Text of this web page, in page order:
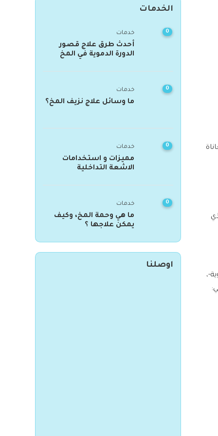
،
الخدمات
0 خدمات
أحدث طرق علاج قصور
الدورة الدموية في المخ
0 خدمات
ما وسائل علاج نزيف المخ؟
0 خدمات
مميزات و استخدامات
الاشعة التداخلية
0 خدمات
ما هي وحمة المخ، وكيف
يمكن علاجها ؟
اوصلنا